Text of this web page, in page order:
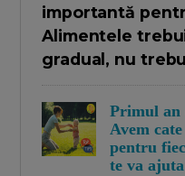
importantă
Alimentele
gradual, nu
Primul an
Avem
pentru
te va ajuta